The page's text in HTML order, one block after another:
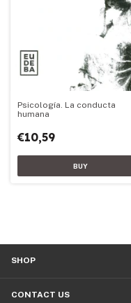
Psicología. La conducta
humana
€10,59
SHOP
CONTACT US